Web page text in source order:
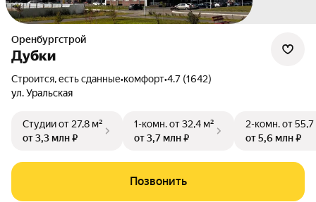
Оренбургстрой
Дубки
Строится, есть сданные•комфорт•4.7 (1642)
ул. Уральская
Студииот 27,8 м²
от 3,3 млн ₽
1-комн.от 32,4 м²
от 3,7 млн ₽
2-комн.от 55,7
от 5,6 млн ₽
Позвонить